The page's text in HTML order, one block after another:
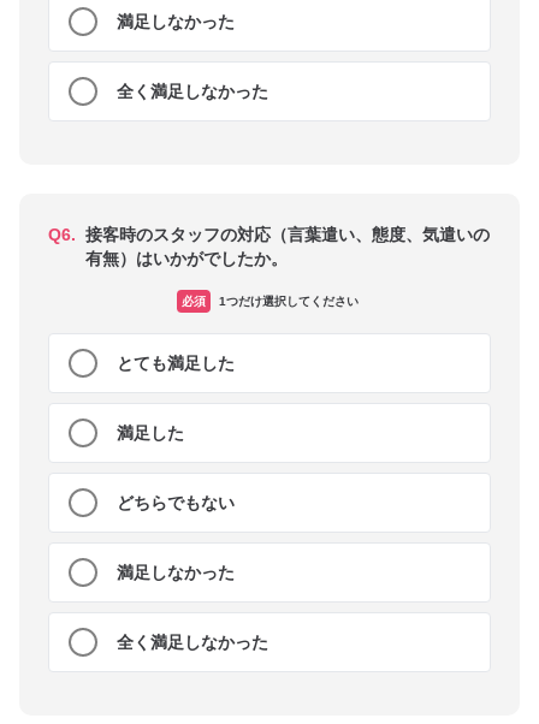
満足しなかった
全く満足しなかった
Q6. 接客時のスタッフの対応（言葉遣い、態度、気遣いの
有無）はいかがでしたか。
必須 1つだけ選択してください
とても満足した
満足した
どちらでもない
満足しなかった
全く満足しなかった